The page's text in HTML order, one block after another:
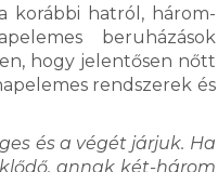
korábbi hatról, három-
beruházások
hogy jelentősen nőtt
rendszerek és
és a végét járjuk. Ha
annak két-három